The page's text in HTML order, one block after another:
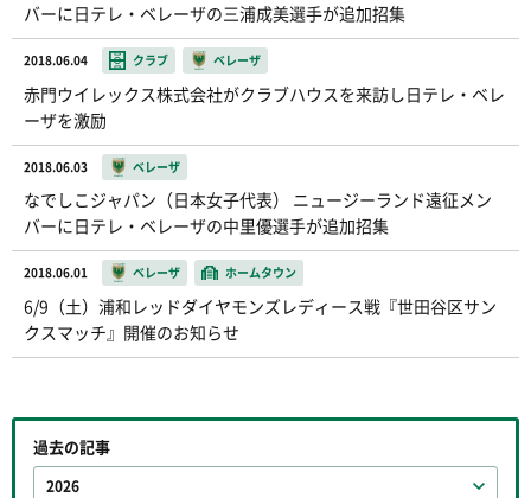
バーに日テレ・ベレーザの三浦成美選手が追加招集
2018.06.04 クラブ ベレーザ
赤門ウイレックス株式会社がクラブハウスを来訪し日テレ・ベレ
ーザを激励
2018.06.03 ベレーザ
なでしこジャパン（日本女子代表） ニュージーランド遠征メン
バーに日テレ・ベレーザの中里優選手が追加招集
2018.06.01 ベレーザ ホームタウン
6/9（土）浦和レッドダイヤモンズレディース戦『世田谷区サン
クスマッチ』開催のお知らせ
過去の記事
2026